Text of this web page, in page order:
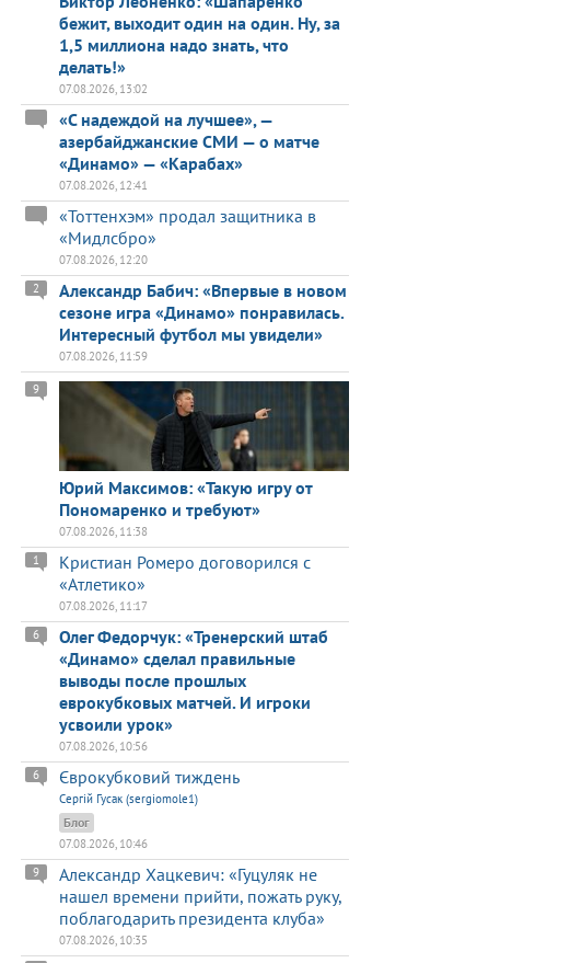
бежит, выходит один на один. Ну, за
1,5 миллиона надо знать, что
делать!»
07.08.2026, 13:02
«С надеждой на лучшее», —
азербайджанские СМИ — о матче
«Динамо» — «Карабах»
07.08.2026, 12:41
«Тоттенхэм» продал защитника в
«Мидлсбро»
07.08.2026, 12:20
Александр Бабич: «Впервые в новом
сезоне игра «Динамо» понравилась.
Интересный футбол мы увидели»
2
07.08.2026, 11:59
Юрий Максимов: «Такую игру от
Пономаренко и требуют»
9
07.08.2026, 11:38
Кристиан Ромеро договорился с
«Атлетико»
1
07.08.2026, 11:17
Олег Федорчук: «Тренерский штаб
«Динамо» сделал правильные
выводы после прошлых
еврокубковых матчей. И игроки
усвоили урок»
6
07.08.2026, 10:56
Єврокубковий тиждень
6
Сергій Гусак (sergiomole1)
Блог
07.08.2026, 10:46
Александр Хацкевич: «Гуцуляк не
нашел времени прийти, пожать руку,
поблагодарить президента клуба»
9
07.08.2026, 10:35